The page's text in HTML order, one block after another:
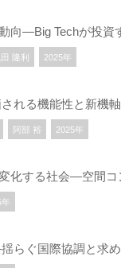
向―Big Techが投
隆利 2025年
れる機能性と新機
阿部 裕 2025年
化する社会―空間
らぐ国際協調と求